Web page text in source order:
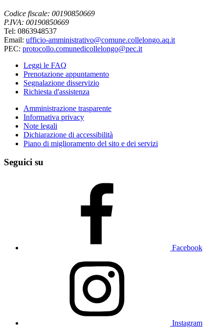
Codice fiscale: 00190850669
P.IVA: 00190850669
Tel: 0863948537
Email: ufficio-amministrativo@comune.collelongo.aq.it
PEC: protocollo.comunedicollelongo@pec.it
Leggi le FAQ
Prenotazione appuntamento
Segnalazione disservizio
Richiesta d'assistenza
Amministrazione trasparente
Informativa privacy
Note legali
Dichiarazione di accessibilità
Piano di miglioramento del sito e dei servizi
Seguici su
Facebook
Instagram